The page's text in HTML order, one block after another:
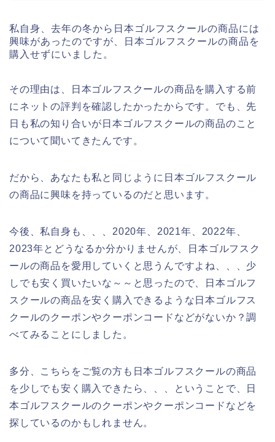
私自身、去年の冬から日本ゴルフスクールの商品には
興味があったのですが、日本ゴルフスクールの商品を
購入せずにいました。
その理由は、日本ゴルフスクールの商品を購入する前
にネットの評判を確認したかったからです。でも、先
日も私の知り合いが日本ゴルフスクールの商品のこと
について聞いてきたんです。
だから、あなたも私と同じように日本ゴルフスクール
の商品に興味を持っているのだと思います。
今後、私自身も、、、2020年、2021年、2022年、
2023年とどうなるか分かりませんが、日本ゴルフスク
ールの商品を愛用していくと思うんですよね、、、少
しでも安く買いたいな～～と思ったので、日本ゴルフ
スクールの商品を安く購入できるような日本ゴルフス
クールのクーポンやクーポンコードなどがないか？調
べてみることにしました。
多分、こちらをご覧の方も日本ゴルフスクールの商品
を少しでも安く購入できたら、、、ということで、日
本ゴルフスクールのクーポンやクーポンコードなどを
探しているのかもしれません。